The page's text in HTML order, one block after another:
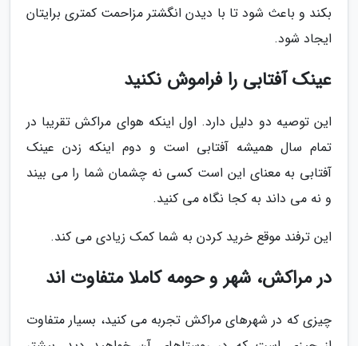
بکند و باعث شود تا با دیدن انگشتر مزاحمت کمتری برایتان
ایجاد شود.
عینک آفتابی را فراموش نکنید
این توصیه دو دلیل دارد. اول اینکه هوای مراکش تقریبا در
تمام سال همیشه آفتابی است و دوم اینکه زدن عینک
آفتابی به معنای این است کسی نه چشمان شما را می بیند
و نه می داند به کجا نگاه می کنید.
این ترفند موقع خرید کردن به شما کمک زیادی می کند.
در مراکش، شهر و حومه کاملا متفاوت اند
چیزی که در شهرهای مراکش تجربه می کنید، بسیار متفاوت